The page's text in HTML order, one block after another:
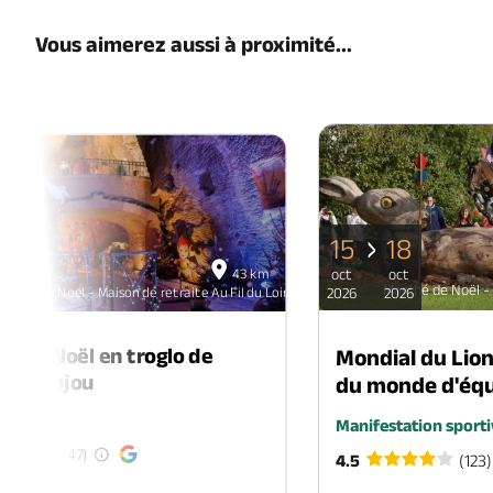
Vous aimerez aussi à proximité...
43 km
de Noël - Maison de retraite Au Fil du Loir
de Noël en troglo de
en-Anjou
(47)
Marché de Noël
15
oct
2026
18
oct
2026
Mondial du
du monde
Manifestation
4.5
(123)